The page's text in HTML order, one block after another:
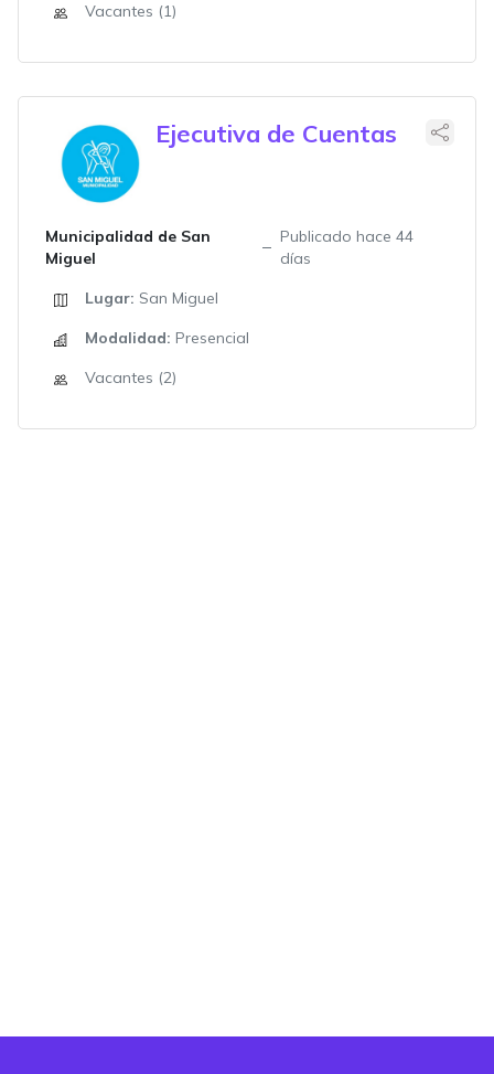
Vacantes (1)
Ejecutiva de Cuentas
Municipalidad de San
Miguel
Publicado hace 44
días
Lugar: San Miguel
Modalidad: Presencial
Vacantes (2)